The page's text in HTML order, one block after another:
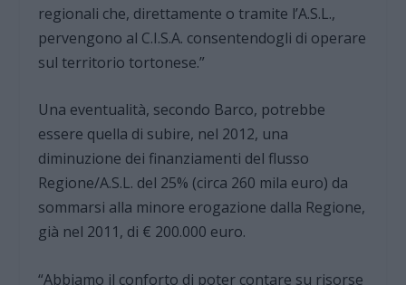
regionali che, direttamente o tramite l’A.S.L.,
pervengono al C.I.S.A. consentendogli di operare
sul territorio tortonese.”
Una eventualità, secondo Barco, potrebbe
essere quella di subire, nel 2012, una
diminuzione dei finanziamenti del flusso
Regione/A.S.L. del 25% (circa 260 mila euro) da
sommarsi alla minore erogazione dalla Regione,
già nel 2011, di € 200.000 euro.
“Abbiamo il conforto di poter contare su risorse